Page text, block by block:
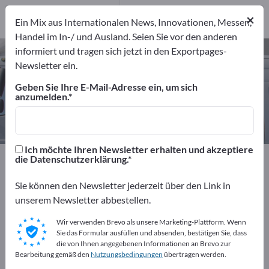
Abschleppfahrzeuge – Hersteller
Anbieter Hersteller
15
15
Exportpages Fahrzeuge
Spezialfahrzeuge
Kostenlos inserieren auf
Exportpages!
Bedarfe – Angebote – Gebrauchtwaren –
Geschäftskontakte>> hier starten
×
Ein Mix aus Internationalen News, Innovationen, Messen,
Handel im In-/ und Ausland. Seien Sie vor den anderen
informiert und tragen sich jetzt in den Exportpages-
Newsletter ein.
Geben Sie Ihre E-Mail-Adresse ein, um sich
anzumelden.
Ich möchte Ihren Newsletter erhalten und akzeptiere
die Datenschutzerklärung.
Sie können den Newsletter jederzeit über den Link in
unserem Newsletter abbestellen.
Wir verwenden Brevo als unsere Marketing-Plattform. Wenn
Sie das Formular ausfüllen und absenden, bestätigen Sie, dass
die von Ihnen angegebenen Informationen an Brevo zur
Bearbeitung gemäß den Nutzungsbedingungen übertragen werden.